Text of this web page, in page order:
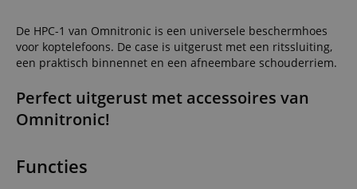
De HPC-1 van Omnitronic is een universele beschermhoes
voor koptelefoons. De case is uitgerust met een ritssluiting,
een praktisch binnennet en een afneembare schouderriem.
Perfect uitgerust met accessoires van
Omnitronic!
Functies